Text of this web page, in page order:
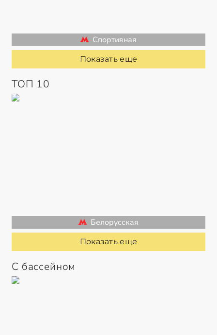
Спортивная
Показать еще
ТОП 10
Белорусская
Показать еще
С бассейном